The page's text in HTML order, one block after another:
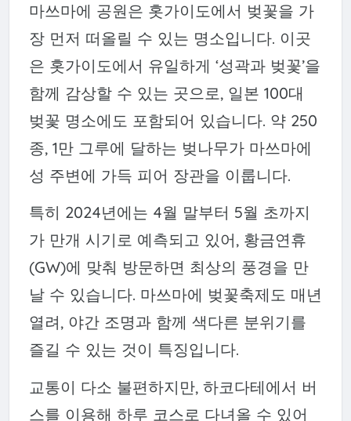
마쓰마에 공원은 홋가이도에서 벚꽃을 가
장 먼저 떠올릴 수 있는 명소입니다. 이곳
은 홋가이도에서 유일하게 ‘성곽과 벚꽃’을
함께 감상할 수 있는 곳으로, 일본 100대
벚꽃 명소에도 포함되어 있습니다. 약 250
종, 1만 그루에 달하는 벚나무가 마쓰마에
성 주변에 가득 피어 장관을 이룹니다.
특히 2024년에는 4월 말부터 5월 초까지
가 만개 시기로 예측되고 있어, 황금연휴
(GW)에 맞춰 방문하면 최상의 풍경을 만
날 수 있습니다. 마쓰마에 벚꽃축제도 매년
열려, 야간 조명과 함께 색다른 분위기를
즐길 수 있는 것이 특징입니다.
교통이 다소 불편하지만, 하코다테에서 버
스를 이용해 하루 코스로 다녀올 수 있어